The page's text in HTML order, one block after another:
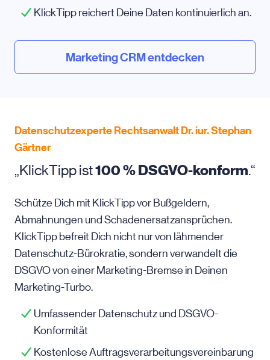
KlickTipp reichert Deine Daten kontinuierlich an.
Marketing CRM entdecken
Datenschutzexperte Rechtsanwalt Dr. iur. Stephan
Gärtner
„KlickTipp ist100 % DSGVO-konform.“
Schütze Dich mit KlickTipp vor Bußgeldern,
Abmahnungen und Schadenersatzansprüchen.
KlickTipp befreit Dich nicht nur von lähmender
Datenschutz-Bürokratie, sondern verwandelt die
DSGVO von einer Marketing-Bremse in Deinen
Marketing-Turbo.
Umfassender Datenschutz und DSGVO-
Konformität
Kostenlose Auftragsverarbeitungsvereinbarung